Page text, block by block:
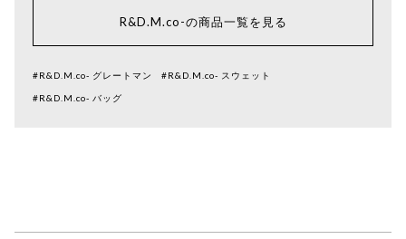
R&D.M.co-の商品一覧を見る
#R&D.M.co- グレートマン #R&D.M.co- スウェット
#R&D.M.co- バッグ